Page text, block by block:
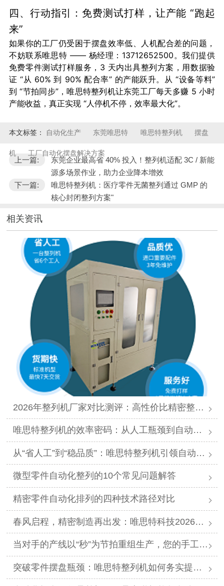
四、行动指引：免费测试打样，让产能 “跑起
来”
如果你的工厂仍受困于摆盘效率低、人机配合差的问题，
不妨联系唯思特 —— 杨经理：13712652500。我们提供
免费零件测试打样服务，3 天内出具整列方案，用数据验
证 “从 60% 到 90% 配合率” 的产能跃升。从 “设备等料”
到 “节拍同步”，唯思特整列机让东莞工厂每天多赚 5 小时
产能收益，真正实现 “人停机不停，效率最大化”。
本文标签： 自动化生产 东莞唯思特 唯思特整列机 摆盘
机 工厂自动化摆盘解决方案
上一篇:
东莞企业最高省 40% 投入！整列机适配 3C / 新能
源多场景作业，助力企业降本增效
下一篇:
唯思特整列机：医疗零件无菌整列通过 GMP 的
核心封闭整列方案"
相关资讯
2026年整列机厂家对比测评：高性价比精密整列品牌推荐
唯思特整列机的效率密码：从人工瓶颈到自动化跨越
从“省人工”到“稳品质”：唯思特整列机引领自动化价值跃迁
微型零件自动化整列的10个常见问题解答
精密零件自动化排列的四种技术路径对比
春风启程，精密制造再出发：唯思特科技2026年春节后正式开工
当对手的产线以“秒”为节拍重组生产，您的手工摆盘环节是否已成为供应链响应赛跑中的“绊马索”？
突破零件摆盘瓶颈：唯思特整列机如何务实提升产线效能